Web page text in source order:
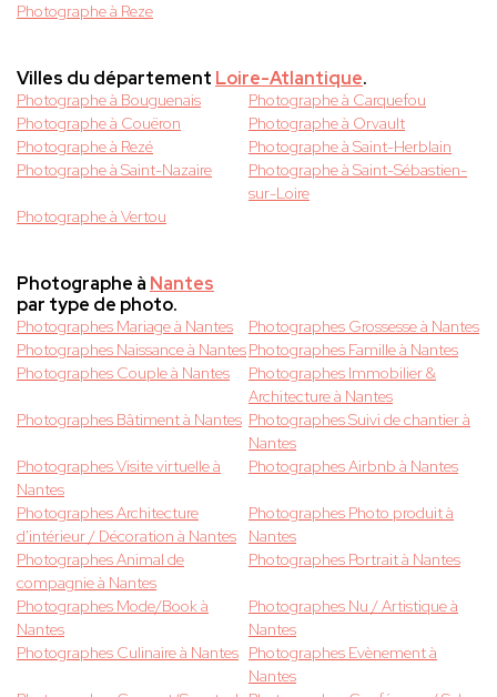
Photographe à Reze
Villes du département Loire-Atlantique.
Photographe à Bouguenais
Photographe à Carquefou
Photographe à Couëron
Photographe à Orvault
Photographe à Rezé
Photographe à Saint-Herblain
Photographe à Saint-Nazaire
Photographe à Saint-Sébastien-
sur-Loire
Photographe à Vertou
Photographe à Nantes
par type de photo.
Photographes Mariage à Nantes
Photographes Grossesse à Nantes
Photographes Naissance à NantesPhotographes Famille à Nantes
Photographes Couple à Nantes
Photographes Immobilier &
Architecture à Nantes
Photographes Bâtiment à Nantes Photographes Suivi de chantier à
Nantes
Photographes Visite virtuelle à
Nantes
Photographes Airbnb à Nantes
Photographes Architecture
d'intérieur / Décoration à Nantes
Photographes Photo produit à
Nantes
Photographes Animal de
compagnie à Nantes
Photographes Portrait à Nantes
Photographes Mode/Book à
Nantes
Photographes Nu / Artistique à
Nantes
Photographes Culinaire à Nantes Photographes Evènement à
Nantes